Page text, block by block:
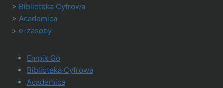
> Biblioteka Cyfrowa
> Academica
> e-zasoby
Empik Go
Biblioteka Cyfrowa
Academica